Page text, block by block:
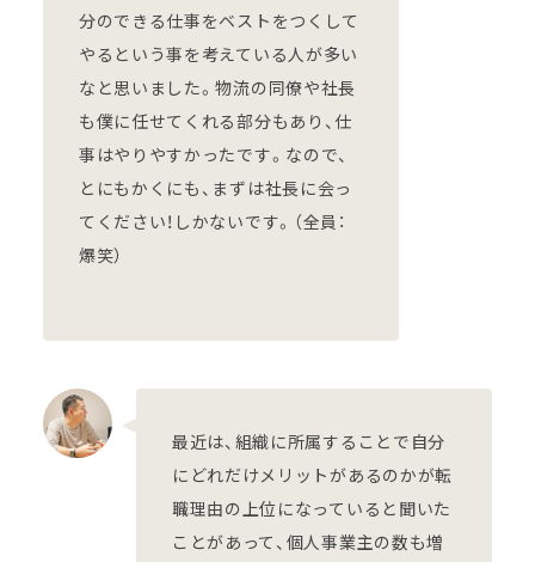
分のできる仕事をベストをつくして
やるという事を考えている人が多い
なと思いました。物流の同僚や社長
も僕に任せてくれる部分もあり、仕
事はやりやすかったです。なので、
とにもかくにも、まずは社長に会っ
てください！しかないです。（全員：
爆笑）
最近は、組織に所属することで自分
にどれだけメリットがあるのかが転
職理由の上位になっていると聞いた
ことがあって、個人事業主の数も増